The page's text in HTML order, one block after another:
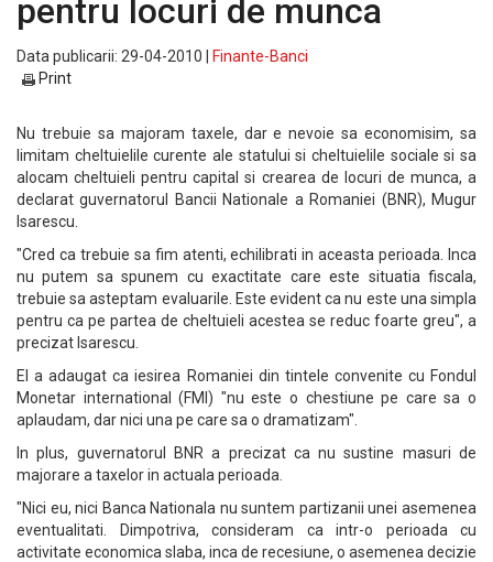
pentru locuri de munca
Data publicarii: 29-04-2010 |
Finante-Banci
Print
Nu trebuie sa majoram taxele, dar e nevoie sa economisim, sa
limitam cheltuielile curente ale statului si cheltuielile sociale si sa
alocam cheltuieli pentru capital si crearea de locuri de munca, a
declarat guvernatorul Bancii Nationale a Romaniei (BNR), Mugur
Isarescu.
"Cred ca trebuie sa fim atenti, echilibrati in aceasta perioada. Inca
nu putem sa spunem cu exactitate care este situatia fiscala,
trebuie sa asteptam evaluarile. Este evident ca nu este una simpla
pentru ca pe partea de cheltuieli acestea se reduc foarte greu", a
precizat Isarescu.
El a adaugat ca iesirea Romaniei din tintele convenite cu Fondul
Monetar international (FMI) "nu este o chestiune pe care sa o
aplaudam, dar nici una pe care sa o dramatizam".
In plus, guvernatorul BNR a precizat ca nu sustine masuri de
majorare a taxelor in actuala perioada.
"Nici eu, nici Banca Nationala nu suntem partizanii unei asemenea
eventualitati. Dimpotriva, consideram ca intr-o perioada cu
activitate economica slaba, inca de recesiune, o asemenea decizie